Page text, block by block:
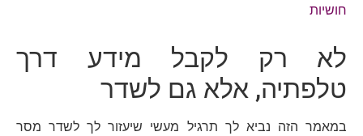
חושיות
לא רק לקבל מידע דרך
טלפתיה, אלא גם לשדר
במאמר הזה נביא לך תרגיל מעשי שיעזור לך לשדר מסר